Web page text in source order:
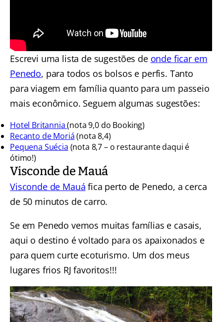
Escrevi uma lista de sugestões de onde ficar em
Penedo, para todos os bolsos e perfis. Tanto
para viagem em família quanto para um passeio
mais econômico. Seguem algumas sugestões:
Hotel Britannia(nota 9,0 do Booking)
Recanto de Moriá(nota 8,4)
Pequena Suécia (nota 8,7 – o restaurante daqui é
ótimo!)
Visconde de Mauá
Visconde de Mauá fica perto de Penedo, a cerca
de 50 minutos de carro.
Se em Penedo vemos muitas famílias e casais,
aqui o destino é voltado para os apaixonados e
para quem curte ecoturismo. Um dos meus
lugares frios RJ favoritos!!!